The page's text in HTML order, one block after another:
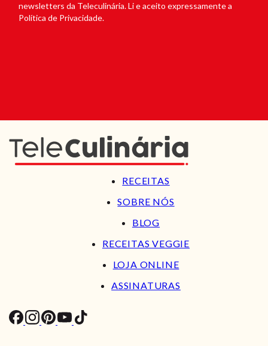
newsletters da Teleculinária. Li e aceito expressamente a
Política de Privacidade.
RECEITAS
SOBRE NÓS
BLOG
RECEITAS VEGGIE
LOJA ONLINE
ASSINATURAS